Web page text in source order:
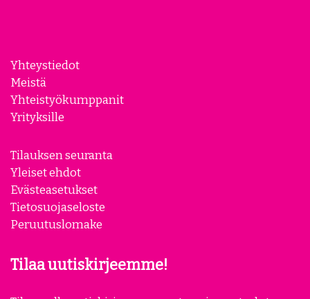
Yhteystiedot
Meistä
Yhteistyökumppanit
Yrityksille
Tilauksen seuranta
Yleiset ehdot
Evästeasetukset
Tietosuojaseloste
Peruutuslomake
Tilaa uutiskirjeemme!